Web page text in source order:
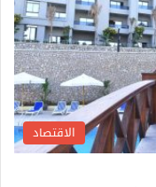
الاقتصاد